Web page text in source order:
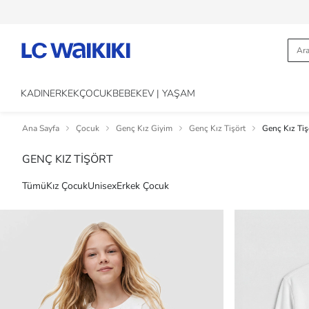
KADINERKEKÇOCUKBEBEKEV | YAŞAM
Ana Sayfa Çocuk Genç Kız Giyim Genç Kız Tişört Genç Kız
GENÇ KIZ TİŞÖRT
TümüKız ÇocukUnisexErkek Çocuk